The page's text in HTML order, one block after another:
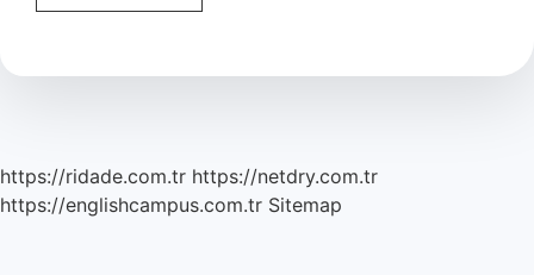
Gazeteciliği
https://ridade.com.tr https://netdry.com.tr
https://englishcampus.com.tr Sitemap